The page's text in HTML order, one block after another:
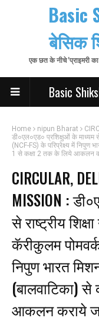
Basic
बेसिक
एक छत के नीचे 'प्राइमरी
Basic
Home nipun Bharat
डी०एल०एड० प्रशिक्षुओं के माध्यम
(NCF-FS) के परिप्रेक्ष्य में निपुण
1 से कक्षा 2 तक के लिये आकलन
CIRCULAR,
MISSION :
से राष्ट्रीय
कॅरीकुलम
निपुण भारत
(बालवाटिका)
आकलन कराये